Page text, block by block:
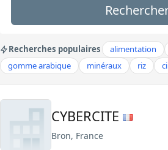
Recherches populaires alimentation
gomme arabique
minéraux riz
CYBERCITE
Bron, France